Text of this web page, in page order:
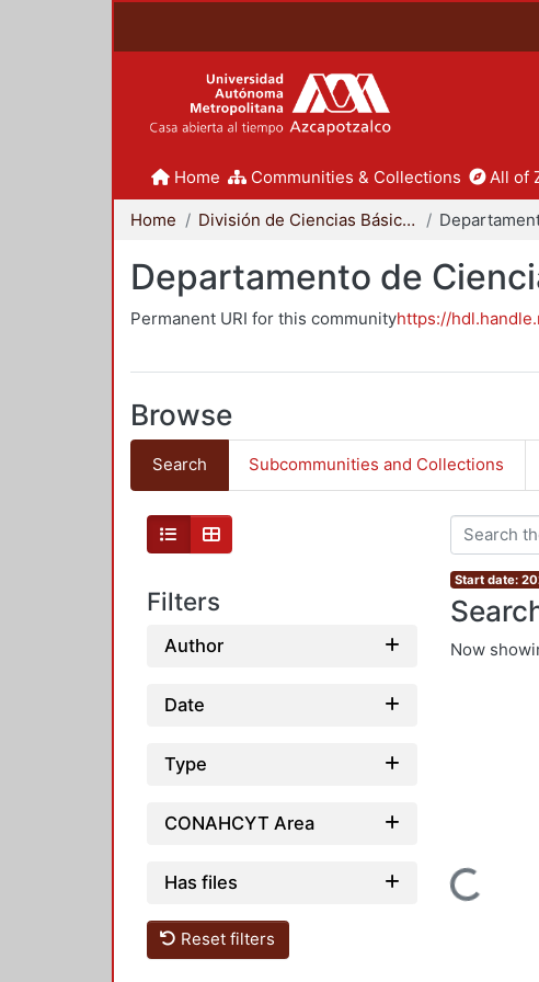
Home Communities & Collections All of
Home División de Ciencias Básicas e Ingeniería
Departamento de
Permanent URI for this communityhttps://
Browse
Search Subcommunities and Collections
Filters
Author
Date
Type
CONAHCYT Area
Has files
Reset filters
Start date:
Now
Loading...